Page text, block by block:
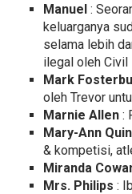
Manuel :
keluarganya
selama lebih
ilegal oleh Civil
Mark
oleh Trevor
Marnie Allen :
Mary-Ann
& kompetisi,
Miranda
Mrs. Philips :